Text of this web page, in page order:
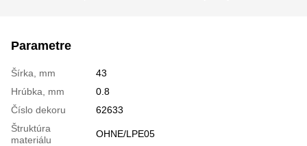
Parametre
Šírka, mm
43
Hrúbka, mm
0.8
Číslo dekoru
62633
Štruktúra
materiálu
OHNE/LPE05